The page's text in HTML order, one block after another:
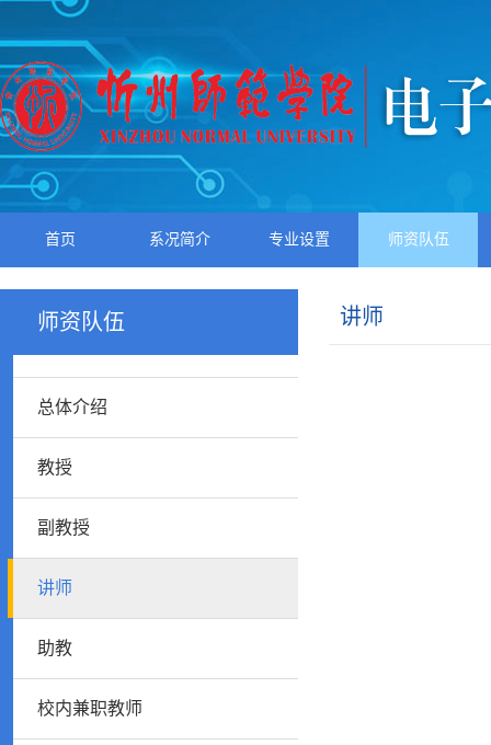
首页 系况简介 专业设置 师资队伍
师资队伍
总体介绍
教授
副教授
讲师
助教
校内兼职教师
讲师